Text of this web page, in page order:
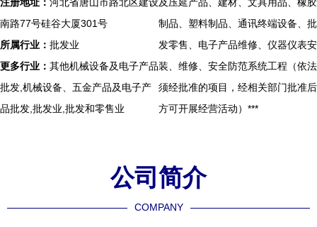
南路77号硅谷大厦301号
所属行业： 批发业
更多行业： 其他机械设备及电子产品
批发,机械设备、五金产品及电子产
品批发,批发业,批发和零售业
制品、塑料制品、通讯终端设备、批
发零售、电子产品维修、仪器仪表安
装、维修、安全防范系统工程（依法
须经批准的项目，经相关部门批准后
方可开展经营活动）***
公司简介
COMPANY